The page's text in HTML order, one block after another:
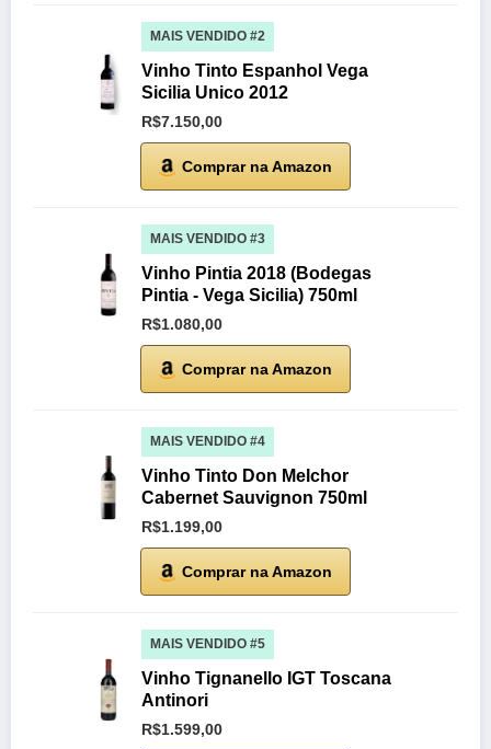
MAIS VENDIDO #2
Vinho Tinto Espanhol Vega
Sicilia Unico 2012
R$7.150,00
Comprar na Amazon
MAIS VENDIDO #3
Vinho Pintia 2018 (Bodegas
Pintia - Vega Sicilia) 750ml
R$1.080,00
Comprar na Amazon
MAIS VENDIDO #4
Vinho Tinto Don Melchor
Cabernet Sauvignon 750ml
R$1.199,00
Comprar na Amazon
MAIS VENDIDO #5
Vinho Tignanello IGT Toscana
Antinori
R$1.599,00